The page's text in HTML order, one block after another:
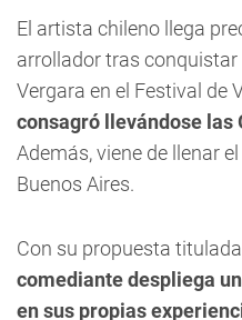
El artista chileno llega
arrollador tras
Vergara en el Festival de
consagró llevándose las
Además, viene de llenar
Buenos Aires.
Con su propuesta
comediante despliega
en sus propias